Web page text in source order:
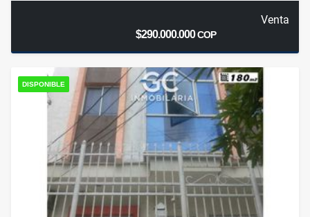
Venta
$290.000.000COP
DISPONIBLE